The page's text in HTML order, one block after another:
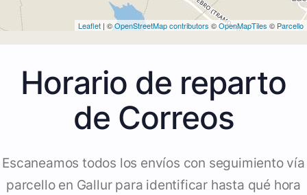
Leaflet | ©OpenStreetMap contributors ©OpenMapTiles © Parcello
Horario de reparto
de Correos
Escaneamos todos los envíos con seguimiento vía
parcello en Gallur para identificar hasta qué hora